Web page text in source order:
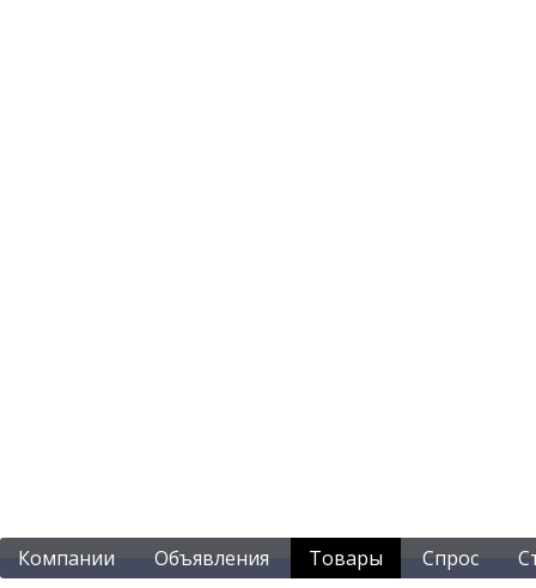
Компании Объявления Товары Спрос